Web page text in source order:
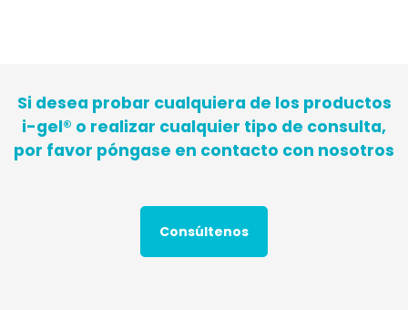
Si desea probar cualquiera de los productos
i-gel® o realizar cualquier tipo de consulta,
por favor póngase en contacto con nosotros
Consúltenos